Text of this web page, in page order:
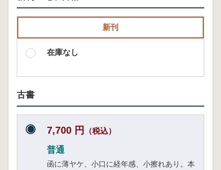
新刊
在庫なし
古書
7,700 円 （税込）
普通
函に薄ヤケ、小口に経年感、小擦れあり。本